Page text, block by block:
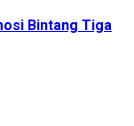
Bintang Tiga